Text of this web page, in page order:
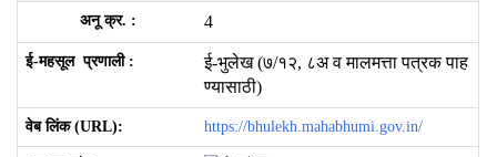
4
ई-भुलेख (७/१२, ८अ व मालमत्ता पत्रक पाह
ण्यासाठी)
https://bhulekh.mahabhumi.gov.in/